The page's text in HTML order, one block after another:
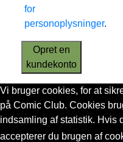
for
personoplysninger.
Opret en
kundekonto
Vi bruger cookies, for at
på Comic Club. Cookies
indsamling af statistik. Hvis
accepterer du brugen af